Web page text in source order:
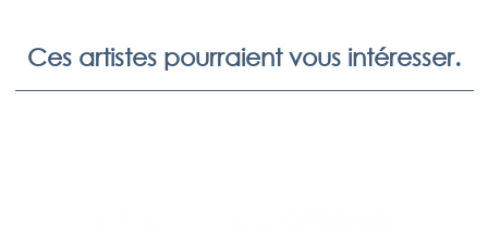
Ces artistes pourraient vous intéresser.